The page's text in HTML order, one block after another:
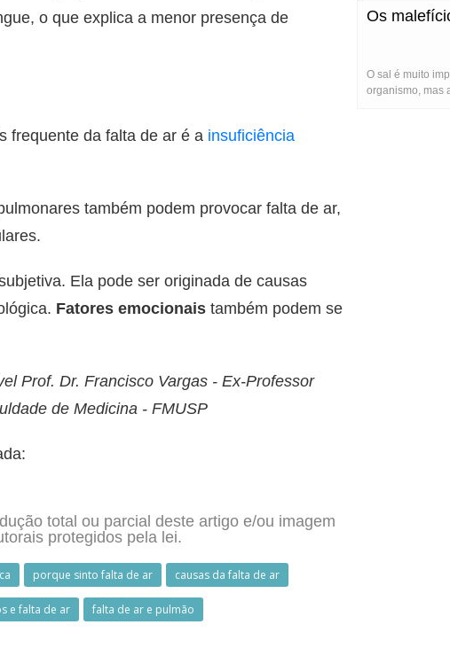
o que explica a menor presença de
frequente da falta de ar é a insuficiência
também podem provocar falta de ar,
Ela pode ser originada de causas
Fatores emocionais também podem se
Prof. Dr. Francisco Vargas - Ex-Professor
de Medicina - FMUSP
total ou parcial deste artigo e/ou imagem
protegidos pela lei.
porque sinto falta de ar causas da falta de ar
e falta de ar falta de ar e pulmão
Os
O sal é muito
organismo, mas